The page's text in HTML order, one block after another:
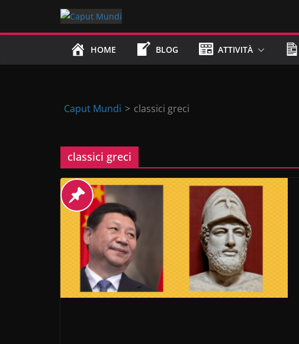
HOME BLOG ATTIVITÀ
Caput Mundi > classici greci
classici greci